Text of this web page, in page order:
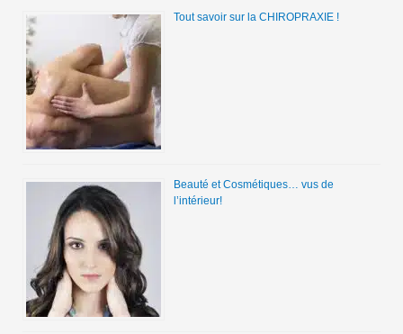
Tout savoir sur la CHIROPRAXIE !
Beauté et Cosmétiques… vus de
l’intérieur!